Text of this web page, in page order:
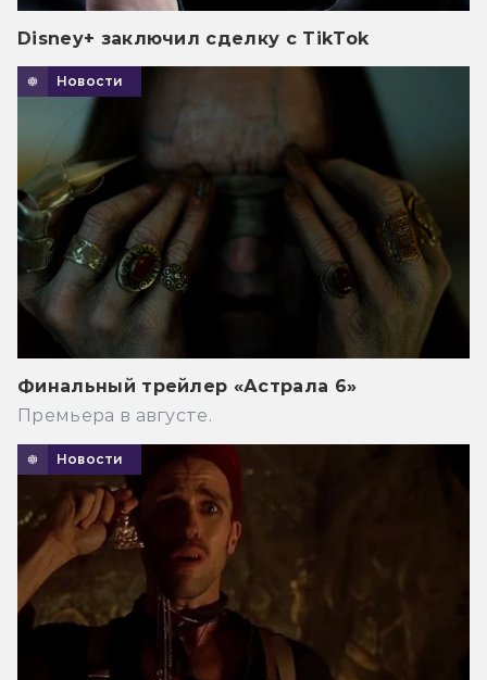
Disney+ заключил сделку с TikTok
Новости
Финальный трейлер «Астрала 6»
Премьера в августе.
Новости